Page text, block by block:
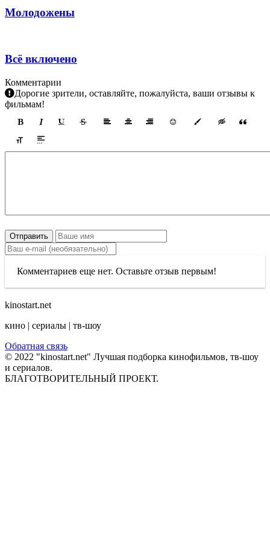
Молодожены
Всё включено
Комментарии
Дорогие зрители, оставляйте, пожалуйста, ваши отзывы к
фильмам!
Отправить
Комментариев еще нет. Оставьте отзыв первым!
kinostart.net
кино | сериалы | тв-шоу
Обратная связь
© 2022 "kinostart.net" Лучшая подборка кинофильмов, тв-шоу
и сериалов.
БЛАГОТВОРИТЕЛЬНЫЙ ПРОЕКТ.